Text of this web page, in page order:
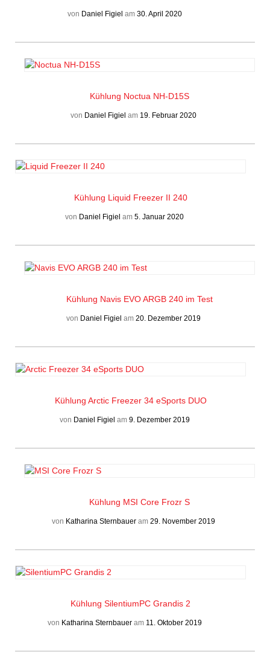
von Daniel Figiel am 30. April 2020
Kühlung Noctua NH-D15S
von Daniel Figiel am 19. Februar 2020
Kühlung Liquid Freezer II 240
von Daniel Figiel am 5. Januar 2020
Kühlung Navis EVO ARGB 240 im Test
von Daniel Figiel am 20. Dezember 2019
Kühlung Arctic Freezer 34 eSports DUO
von Daniel Figiel am 9. Dezember 2019
Kühlung MSI Core Frozr S
von Katharina Sternbauer am 29. November 2019
Kühlung SilentiumPC Grandis 2
von Katharina Sternbaueram 11. Oktober 2019